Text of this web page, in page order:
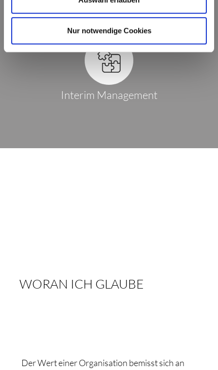
Nur notwendige Cookies
Interim Management
WORAN ICH GLAUBE
Der Wert einer Organisation bemisst sich an